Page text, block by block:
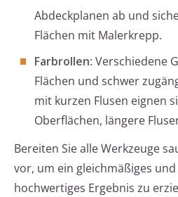
Abdeckplanen ab und
Flächen mit Malerkrepp.
Farbrollen: Verschiedene
Flächen und schwer
mit kurzen Flusen eignen
Oberflächen, längere
Bereiten Sie alle Werkzeuge
vor, um ein gleichmäßiges
hochwertiges Ergebnis zu